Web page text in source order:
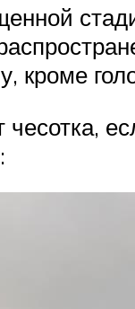
кроме
чесотка,